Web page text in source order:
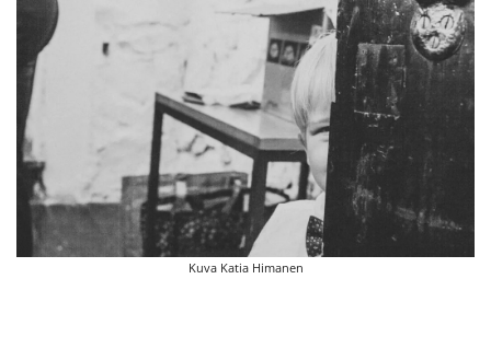
Kuva Katia Himanen